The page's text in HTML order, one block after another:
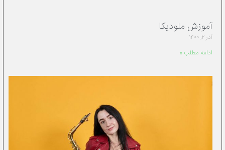
آموزش ملودیکا
آذر ۲, ۱۴۰۰
ادامه مطلب »